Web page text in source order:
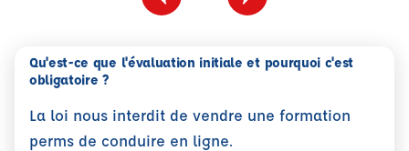
Qu'est-ce que l'évaluation initiale et pourquoi c'est
obligatoire ?
La loi nous interdit de vendre une formation
perms de conduire en ligne.